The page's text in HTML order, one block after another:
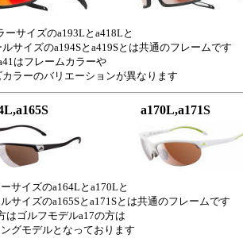
ーサイズのa193Lとa418Lと
サイズのa194Sとa419Sとは共通のフレームです
はフレームカラーや
カラーのバリエーションが異なります
a170L,a171S
サイズのa164Lとa170Lと
サイズのa165Sとa171Sとは共通のフレームです
はゴルフモデルa17の方は
グモデルとなっております